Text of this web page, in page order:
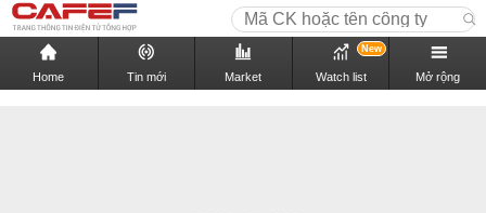
Home Tin mới Market Watch list
New
Mở rộng